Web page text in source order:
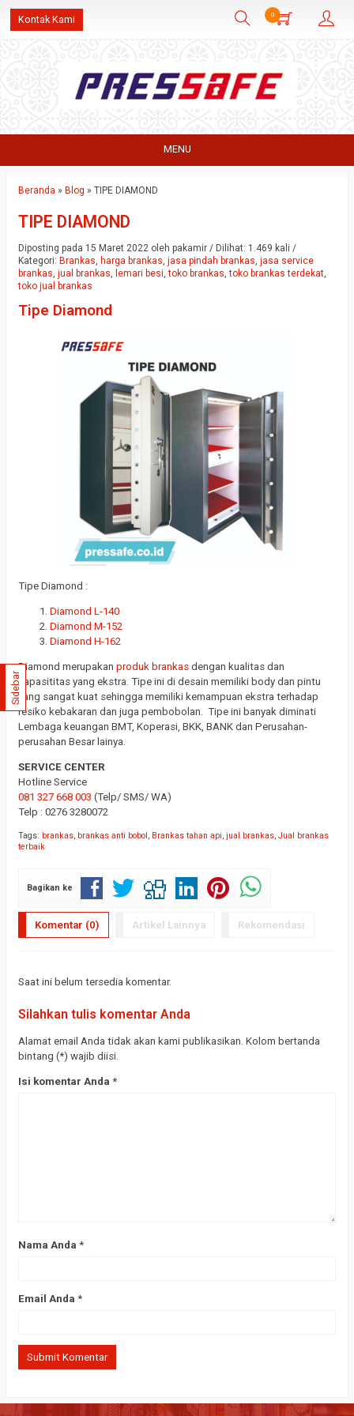
Kontak Kami 0
MENU
Beranda » Blog » TIPE DIAMOND
TIPE DIAMOND
Diposting pada 15 Maret 2022 oleh pakamir / Dilihat: 1.469 kali /
Kategori: Brankas, harga brankas, jasa pindah brankas, jasa service
brankas, jual brankas, lemari besi,toko brankas,toko brankas terdekat,
toko jual brankas
Tipe Diamond
Tipe Diamond :
Diamond L-140
Diamond M-152
Diamond H-162
Diamond merupakan produk brankas dengan kualitas dan
kapasititas yang ekstra. Tipe ini di desain memiliki body dan pintu
yang sangat kuat sehingga memiliki kemampuan ekstra terhadap
resiko kebakaran dan juga pembobolan. Tipe ini banyak diminati
Lembaga keuangan BMT, Koperasi, BKK, BANK dan Perusahan-
perusahan Besar lainya.
SERVICE CENTER
Hotline Service
081 327 668 003 (Telp/ SMS/ WA)
Telp : 0276 3280072
Tags: brankas, brankas anti bobol, Brankas tahan api, jual brankas, Jual brankas
terbaik
Bagikan ke
Komentar (0) Artikel Lainnya Rekomendasi
Saat ini belum tersedia komentar.
Silahkan tulis komentar Anda
Alamat email Anda tidak akan kami publikasikan. Kolom bertanda
bintang (*) wajib diisi.
Isi komentar Anda *
Nama Anda *
Email Anda *
Sidebar